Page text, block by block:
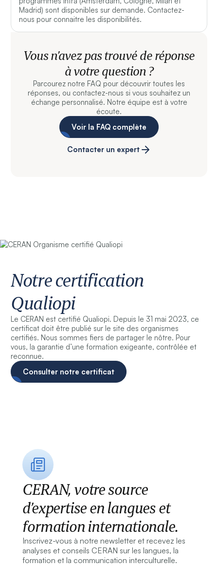
Madrid) sont disponibles sur demande. Contactez-
nous pour connaitre les disponibilités.
Vous n’avez pas trouvé de réponse
à votre question ?
Parcourez notre FAQ pour découvrir toutes les
réponses, ou contactez-nous si vous souhaitez un
échange personnalisé. Notre équipe est à votre
écoute.
Voir la FAQ complète
Contacter un expert
Notre certification
Qualiopi
Le CERAN est certifié Qualiopi. Depuis le 31 mai 2023, ce
certificat doit être publié sur le site des organismes
certifiés. Nous sommes fiers de partager le nôtre. Pour
vous, la garantie d’une formation exigeante, contrôlée et
reconnue.
Consulter notre certificat
CERAN, votre source
d’expertise en langues et
formation internationale.
Inscrivez-vous à notre newsletter et recevez les
analyses et conseils CERAN sur les langues, la
formation et la communication interculturelle.